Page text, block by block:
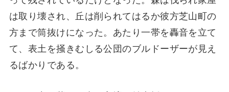
は取り壊され、丘は削られてはるか彼方芝山町の
方まで筒抜けになった。あたり一帯を轟音を立て
て、表土を掻きむしる公団のブルドーザーが見え
るばかりである。